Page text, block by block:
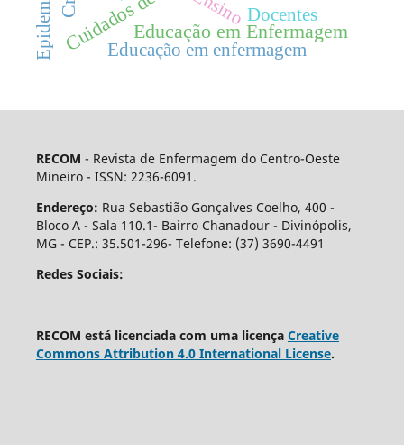
Educação em Enfermagem
Docentes
Educação em enfermagem
RECOM - Revista de Enfermagem do Centro-Oeste
Mineiro - ISSN: 2236-6091.
Endereço: Rua Sebastião Gonçalves Coelho, 400 -
Bloco A - Sala 110.1- Bairro Chanadour - Divinópolis,
MG - CEP.: 35.501-296- Telefone: (37) 3690-4491
Redes Sociais:
RECOM está licenciada com uma licença Creative
Commons Attribution 4.0 International License.